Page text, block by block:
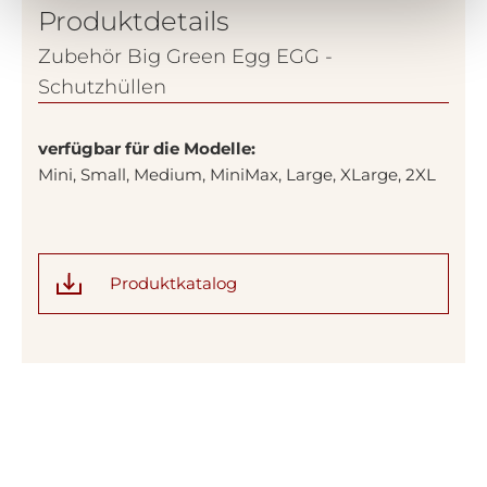
Produktdetails
Zubehör Big Green Egg EGG -
Schutzhüllen
verfügbar für die Modelle:
Mini, Small, Medium, MiniMax, Large, XLarge, 2XL
Produktkatalog